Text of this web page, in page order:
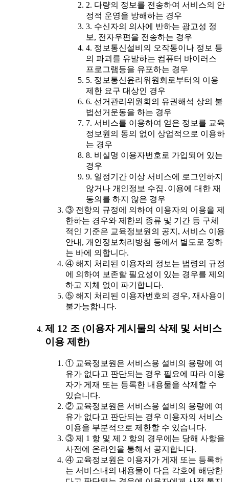
2. 다량의 정보를 전송하여 서비스의 안
정적 운영을 방해하는 경우
3. 수신자의 의사에 반하는 광고성 정
보, 전자우편을 전송하는 경우
4. 정보통신설비의 오작동이나 정보 등
의 파괴를 유발하는 컴퓨터 바이러스
프로그램등을 유포하는 경우
5. 정보통신윤리위원회로부터의 이용
제한 요구 대상인 경우
6. 선거관리위원회의 유권해석 상의 불
법선거운동을 하는 경우
7. 서비스를 이용하여 얻은 정보를 교육
정보원의 동의 없이 상업적으로 이용하
는 경우
8. 비실명 이용자번호로 가입되어 있는
경우
9. 일정기간 이상 서비스에 로그인하지
않거나 개인정보 수집․이용에 대한 재
동의를 하지 않은 경우
③ 전항의 규정에 의하여 이용자의 이용을 제
한하는 경우와 제한의 종류 및 기간 등 구체
적인 기준은 교육정보원의 공지, 서비스 이용
안내, 개인정보처리방침 등에서 별도로 정하
는 바에 의합니다.
④ 해지 처리된 이용자의 정보는 법령의 규정
에 의하여 보존할 필요성이 있는 경우를 제외
하고 지체 없이 파기합니다.
⑤ 해지 처리된 이용자번호의 경우, 재사용이
불가능합니다.
제 12 조 (이용자 게시물의 삭제 및 서비스
이용 제한)
① 교육정보원은 서비스용 설비의 용량에 여
유가 없다고 판단되는 경우 필요에 따라 이용
자가 게재 또는 등록한 내용물을 삭제할 수
있습니다.
② 교육정보원은 서비스용 설비의 용량에 여
유가 없다고 판단되는 경우 이용자의 서비스
이용을 부분적으로 제한할 수 있습니다.
③ 제 1 항 및 제 2 항의 경우에는 당해 사항을
사전에 온라인을 통해서 공지합니다.
④ 교육정보원은 이용자가 게재 또는 등록하
는 서비스내의 내용물이 다음 각호에 해당한